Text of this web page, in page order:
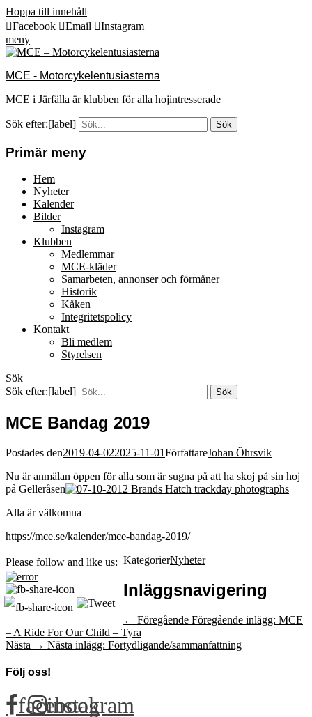
Hoppa till innehåll
Facebook
Email
Instagram
meny
MCE - Motorcykelentusiasterna
MCE i Järfälla är klubben för alla hojintresserade
Sök efter:[label]
Primär meny
Hem
Nyheter
Kalender
Bilder
Instagram
Klubben
Medlemmar
MCE-kläder
Samarbeten, annonser och förmåner
Historik
Kåken
Integritetspolicy
Kontakt
Bli medlem
Styrelsen
Sök
Sök efter:[label]
MCE Bandag 2019
Postades den2019-04-022025-11-01FörfattareJohan Öhrsvik
Nu är anmälan öppen för alla som är sugna på att ha skoj på sin hoj
på Gelleråsen
Alla är välkomna
https://mce.se/kalender/mce-bandag-2019/‎
Please follow and like us: KategorierNyheter
Inläggsnavigering
← Föregående Föregående inlägg: MCE
– A Ride For Our Child – Tyra
Nästa → Nästa inlägg: Förtydligande/sammanfattning
Följ oss!
facebook
instagram